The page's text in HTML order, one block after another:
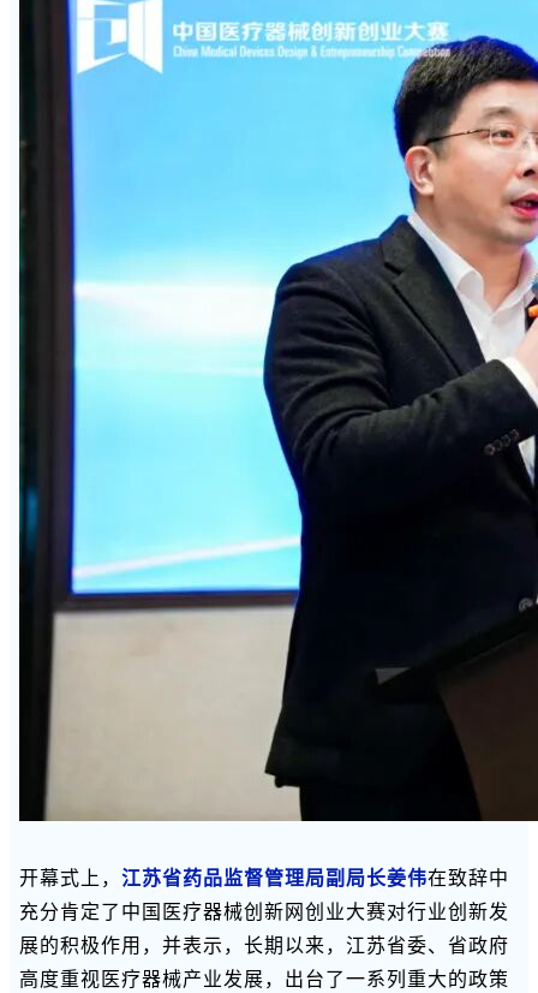
开幕式上， 江苏省药品监督管理局副局长姜伟在致辞中
充分肯定了中国医疗器械创新网创业大赛对行业创新发
展的积极作用，并表示，长期以来，江苏省委、省政府
高度重视医疗器械产业发展，出台了一系列重大的政策